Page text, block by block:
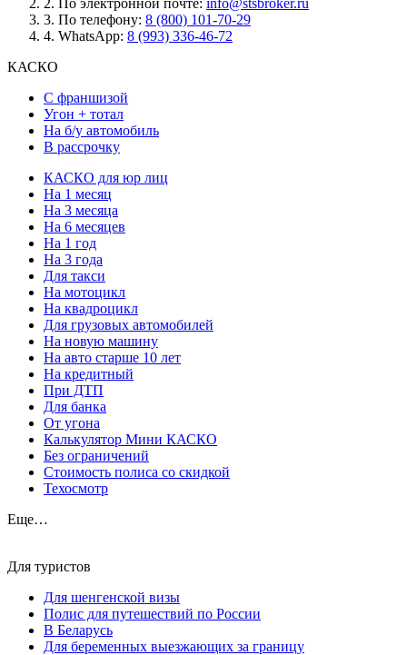
3. По телефону: 8 (800) 101-70-29
4. WhatsApp: 8 (993) 336-46-72
КАСКО
С франшизой
Угон + тотал
На б/у автомобиль
В рассрочку
КАСКО для юр лиц
На 1 месяц
На 3 месяца
На 6 месяцев
На 1 год
На 3 года
Для такси
На мотоцикл
На квадроцикл
Для грузовых автомобилей
На новую машину
На авто старше 10 лет
На кредитный
При ДТП
Для банка
От угона
Калькулятор Мини КАСКО
Без ограничений
Стоимость полиса со скидкой
Техосмотр
Еще…
Для туристов
Для шенгенской визы
Полис для путешествий по России
В Беларусь
Для беременных выезжающих за границу